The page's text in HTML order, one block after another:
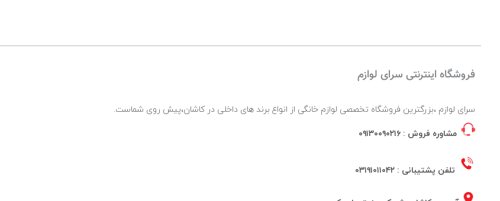
فروشگاه اینترنتی سرای لوازم
سرای لوازم ،بزرگترین فروشگاه تخصصی لوازم خانگی از انواع برند های داخلی در کاشان،پیش روی شماست.
مشاوره فروش : ۰۹۱۳۰۰۹۰۲۱۶
تلفن پشتیبانی : ۰۳۱۹۱۰۱۱۰۴۲